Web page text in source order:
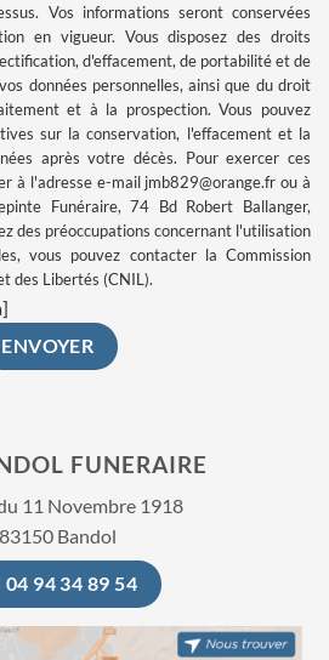
Vos informations seront conservées
en vigueur. Vous disposez des droits
d'effacement, de portabilité et de
données personnelles, ainsi que du droit
et à la prospection. Vous pouvez
sur la conservation, l'effacement et la
après votre décès. Pour exercer ces
à l'adresse e-mail jmb829@orange.fr ou à
Funéraire, 74 Bd Robert Ballanger,
des préoccupations concernant l'utilisation
vous pouvez contacter la Commission
des Libertés (CNIL).
FUNERAIRE
11 Novembre 1918
83150 Bandol
04 94 34 89 54